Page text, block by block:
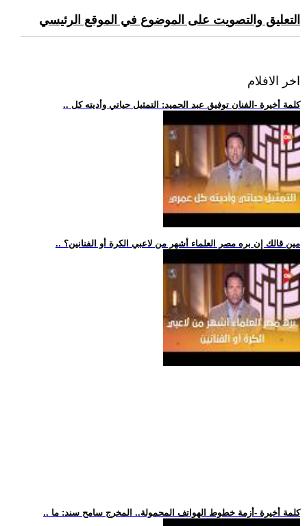
التعليق والتصويت على الموضوع في الموقع الرئيسي
اخر الافلام
.. كلمة أخيرة -الفنان توفيق عبد الحميد: التمثيل حياتي وأديته كل
.. مين قالك إن بره مصر العلماء أشهر من لاعبي الكرة أو الفنانين؟
.. كلمة أخيرة -أزمة خطوط الهواتف المحمولة.. المخرج سامح سند: ما